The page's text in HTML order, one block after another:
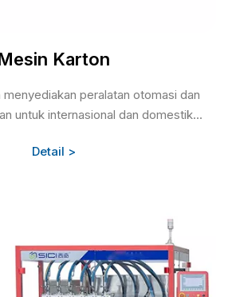
Karton
menyediakan peralatan otomasi dan
untuk internasional dan domestik...
Detail >